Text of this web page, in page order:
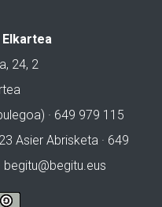
Elkartea
24, 2
· 649 979 115
Asier Abrisketa · 649
begitu@begitu.eus